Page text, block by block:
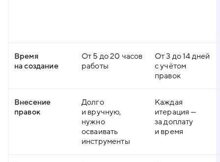
Время
на создание
От 5 до 20 часов
работы
От 3 до 14 дней
с учётом
правок
Внесение
правок
Долго
и вручную,
нужно
осваивать
инструменты
Каждая
итерация —
за доплату
и время